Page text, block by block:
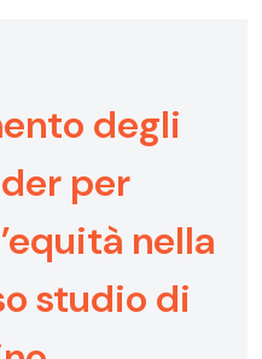
degli
per
nella
studio di